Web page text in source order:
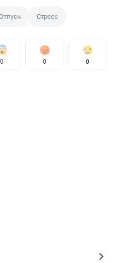
Стресс
0 0 0